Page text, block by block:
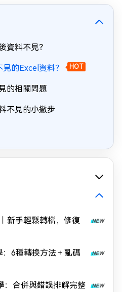
資料不見？
的Excel資料？ HOT
的相關問題
不見的小撇步
新手輕鬆轉檔，修復
6種轉換方法＋亂碼
：合併與錯誤排解完整